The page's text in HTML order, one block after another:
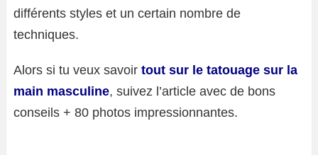
différents styles et un certain nombre de
techniques.
Alors si tu veux savoir tout sur le tatouage sur la
main masculine, suivez l’article avec de bons
conseils + 80 photos impressionnantes.